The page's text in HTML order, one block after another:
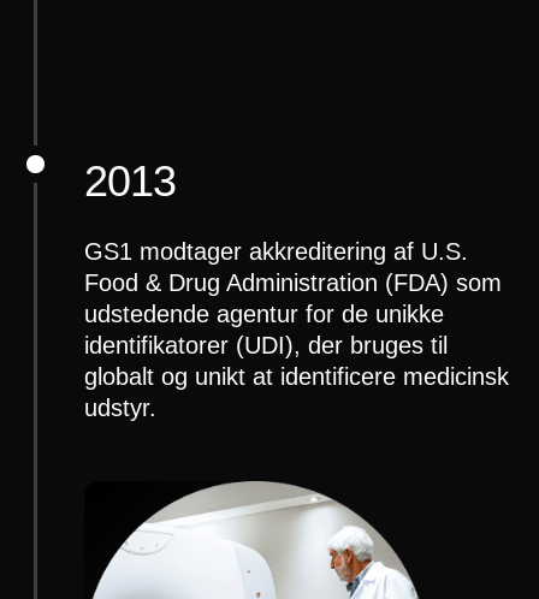
2013
GS1 modtager akkreditering af U.S.
Food & Drug Administration (FDA) som
udstedende agentur for de unikke
identifikatorer (UDI), der bruges til
globalt og unikt at identificere medicinsk
udstyr.